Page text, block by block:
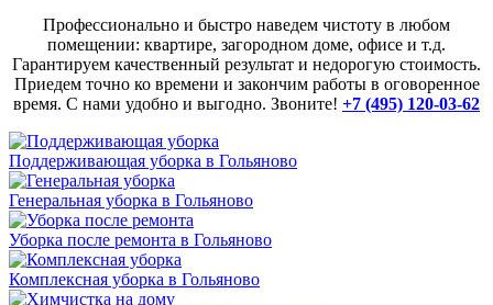
Профессионально и быстро наведем чистоту в любом
помещении: квартире, загородном доме, офисе и т.д.
Гарантируем качественный результат и недорогую стоимость.
Приедем точно ко времени и закончим работы в оговоренное
время. С нами удобно и выгодно. Звоните! +7 (495) 120-03-62
Поддерживающая уборка в Гольяново
Генеральная уборка в Гольяново
Уборка после ремонта в Гольяново
Комплексная уборка в Гольяново